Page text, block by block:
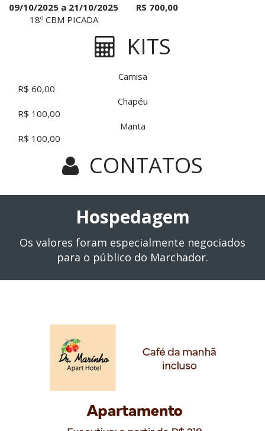
09/10/2025 a 21/10/2025
18º CBM PICADA
R$ 700,00
KITS
Camisa
R$ 60,00
Chapéu
R$ 100,00
Manta
R$ 100,00
CONTATOS
Hospedagem
Os valores foram especialmente negociados
para o público do Marchador.